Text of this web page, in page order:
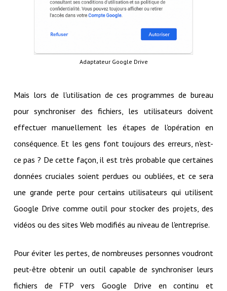
Adaptateur Google Drive
Mais lors de l'utilisation de ces programmes de bureau
pour synchroniser des fichiers, les utilisateurs doivent
effectuer manuellement les étapes de l'opération en
conséquence. Et les gens font toujours des erreurs, n'est-
ce pas ? De cette façon, il est très probable que certaines
données cruciales soient perdues ou oubliées, et ce sera
une grande perte pour certains utilisateurs qui utilisent
Google Drive comme outil pour stocker des projets, des
vidéos ou des sites Web modifiés au niveau de l'entreprise.
Pour éviter les pertes, de nombreuses personnes voudront
peut-être obtenir un outil capable de synchroniser leurs
fichiers de FTP vers Google Drive en continu et